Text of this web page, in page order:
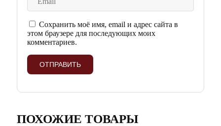
Сохранить моё имя, email и адрес сайта в
этом браузере для последующих моих
комментариев.
ПОХОЖИЕ ТОВАРЫ